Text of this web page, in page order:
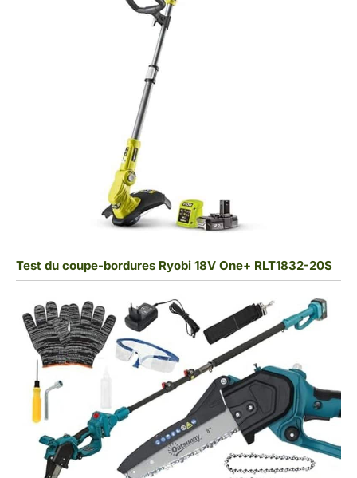
Test du coupe-bordures Ryobi 18V One+ RLT1832-20S